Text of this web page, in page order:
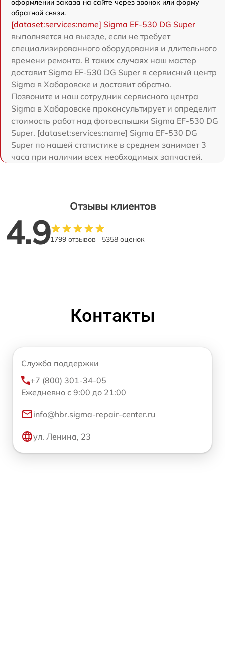
оформлении заказа на сайте через звонок или форму
обратной связи.
[dataset:services:name] Sigma EF-530 DG Super
выполняется на выезде, если не требует
специализированного оборудования и длительного
времени ремонта. В таких случаях наш мастер
доставит Sigma EF-530 DG Super в сервисный центр
Sigma в Хабаровске и доставит обратно.
Позвоните и наш сотрудник сервисного центра
Sigma в Хабаровске проконсультирует и определит
стоимость работ над фотовспышки Sigma EF-530 DG
Super. [dataset:services:name] Sigma EF-530 DG
Super по нашей статистике в среднем занимает 3
часа при наличии всех необходимых запчастей.
Отзывы клиентов
4.91799 отзывов 5358 оценок
Контакты
Служба поддержки
+7 (800) 301-34-05
Ежедневно с 9:00 до 21:00
info@hbr.sigma-repair-center.ru
ул. Ленина, 23